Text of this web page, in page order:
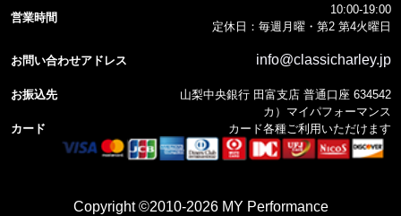
営業時間
10:00-19:00
定休日：毎週月曜・第2 第4火曜日
お問い合わせアドレス info@classicharley.jp
お振込先
山梨中央銀行 田富支店 普通口座 634542
カ）マイパフォーマンス
カード
カード各種ご利用いただけます
Copyright ©2010-2026 MY Performance